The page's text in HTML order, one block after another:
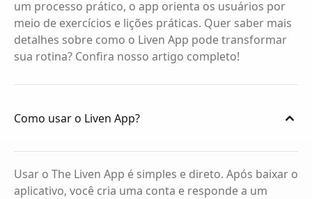
um processo prático, o app orienta os usuários por
meio de exercícios e lições práticas. Quer saber mais
detalhes sobre como o Liven App pode transformar
sua rotina? Confira nosso artigo completo!
Como usar o Liven App?
Usar o The Liven App é simples e direto. Após baixar o
aplicativo, você cria uma conta e responde a um